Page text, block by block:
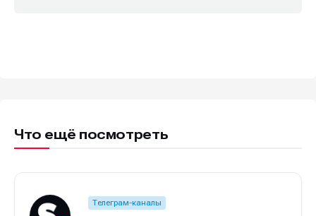
Что ещё посмотреть
Телеграм-каналы